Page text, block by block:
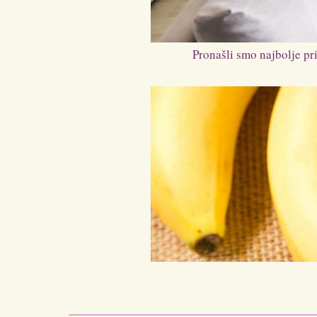
Pronašli smo najbolje